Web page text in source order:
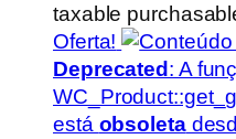
taxable
Oferta!
Deprecated : A
está obsoleta